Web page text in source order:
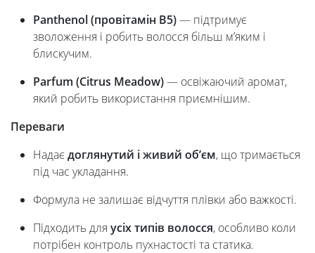
Panthenol (провітамін B5)— підтримує
зволоження і робить волосся більш м’яким і
блискучим.
Parfum (Citrus Meadow)— освіжаючий аромат,
який робить використання приємнішим.
Переваги
Надає доглянутий і живий об’єм, що тримається
під час укладання.
Формула не залишає відчуття плівки або важкості.
Підходить для усіх типів волосся, особливо коли
потрібен контроль пухнастості та статика.